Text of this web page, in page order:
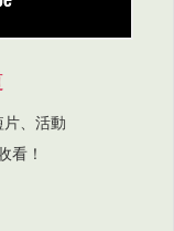
、活動
看！